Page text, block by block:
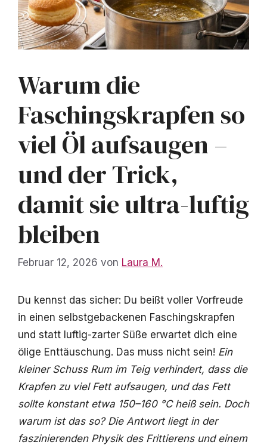
Warum die
Faschingskrapfen so
viel Öl aufsaugen –
und der Trick,
damit sie ultra-luftig
bleiben
Februar 12, 2026 von Laura M.
Du kennst das sicher: Du beißt voller Vorfreude
in einen selbstgebackenen Faschingskrapfen
und statt luftig-zarter Süße erwartet dich eine
ölige Enttäuschung. Das muss nicht sein! Ein
kleiner Schuss Rum im Teig verhindert, dass die
Krapfen zu viel Fett aufsaugen, und das Fett
sollte konstant etwa 150–160 °C heiß sein. Doch
warum ist das so? Die Antwort liegt in der
faszinierenden Physik des Frittierens und einem